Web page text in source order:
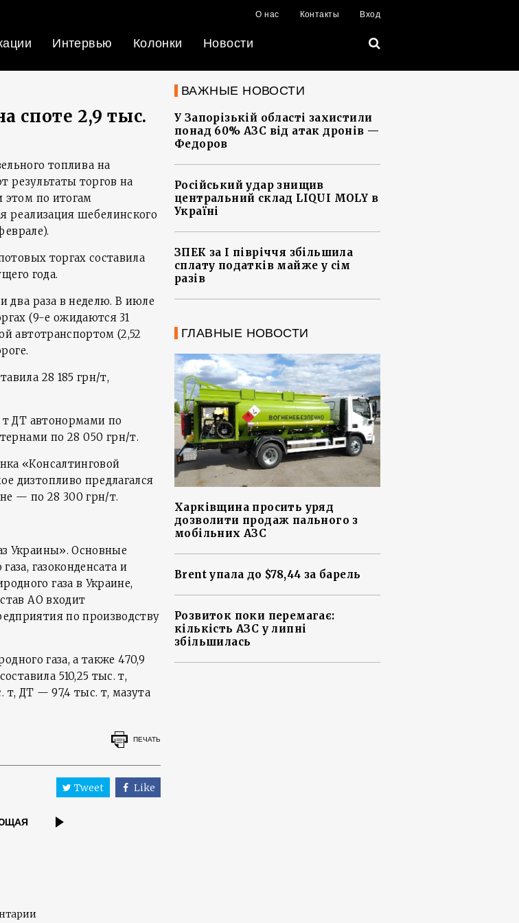
О нас Контакты Вход
Интервью Колонки Новости
споте 2,9 тыс.
топлива на
результаты торгов на
этом по итогам
реализация шебелинского
торгах составила
года.
два раза в неделю. В июле
(9-е ожидаются 31
автотранспортом (2,52
28 185 грн/т,
т ДТ автонормами по
по 28 050 грн/т.
«Консалтинговой
дизтопливо предлагался
— по 28 300 грн/т.
Украины». Основные
газоконденсата и
газа в Украине,
АО входит
по производству
газа, а также 470,9
510,25 тыс. т,
т, ДТ — 97,4 тыс. т, мазута
ПЕЧАТЬ
Tweet Like
ВАЖНЫЕ НОВОСТИ
У Запорізькій області захистили
понад 60% АЗС від атак дронів —
Федоров
Російський удар знищив
центральний склад LIQUI MOLY в
Україні
ЗПЕК за І півріччя збільшила
сплату податків майже у сім
разів
ГЛАВНЫЕ НОВОСТИ
Харківщина просить уряд
дозволити продаж пального з
мобільних АЗС
Brent упала до $78,44 за барель
Розвиток поки перемагає:
кількість АЗС у липні
збільшилась